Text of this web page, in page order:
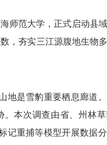
范大学，正式启动县
，夯实三江源腹地生物
是雪豹重要栖息廊道
本次调查由省、州林
记重捕等模型开展数据